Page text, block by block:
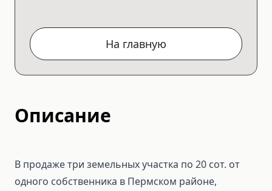
На главную
Описание
В продаже три земельных участка по 20 сот. от
одного собственника в Пермском районе,